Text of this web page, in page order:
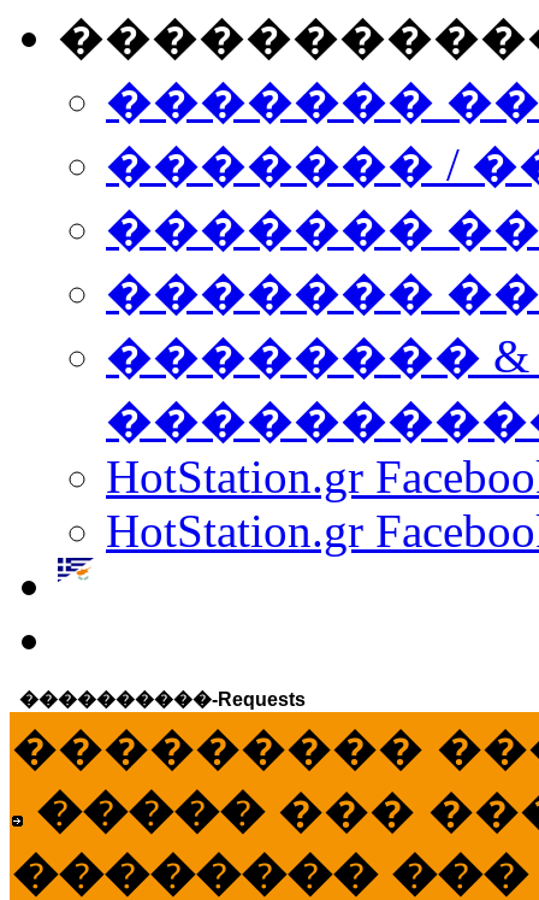
�������
������� /
�������
������� ���
��������
HotStation.gr
HotStation.gr
����������-Requests
���������
����� ���
��������